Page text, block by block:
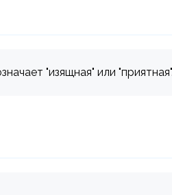
"изящная" или